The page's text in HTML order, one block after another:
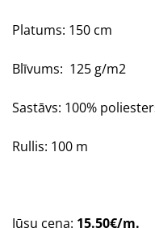
Platums: 150 cm
Blīvums: 125 g/m2
Sastāvs: 100%
Rullis: 100 m
Jūsu cena: 15.50€/m.